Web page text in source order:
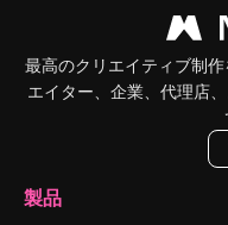
最高のクリエイティブ制
エイター、企業、代理店
製品